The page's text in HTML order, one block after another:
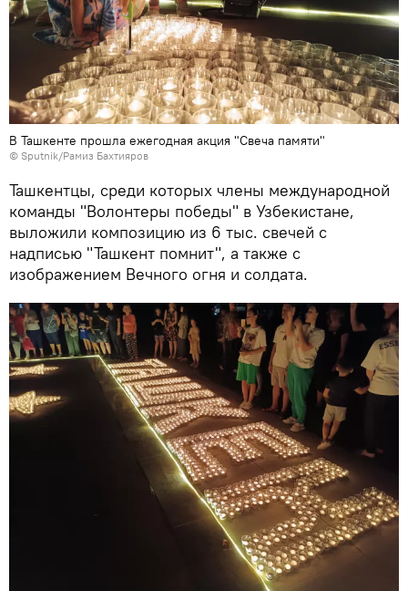
В Ташкенте прошла ежегодная акция "Свеча памяти"
© Sputnik/Рамиз Бахтияров
Ташкентцы, среди которых члены международной
команды "Волонтеры победы" в Узбекистане,
выложили композицию из 6 тыс. свечей с
надписью "Ташкент помнит", а также с
изображением Вечного огня и солдата.